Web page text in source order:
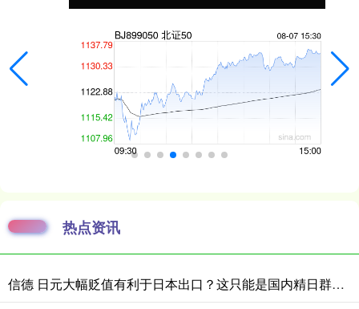
热点资讯
信德 日元大幅贬值有利于日本出口？这只能是国内精日群体的幻想